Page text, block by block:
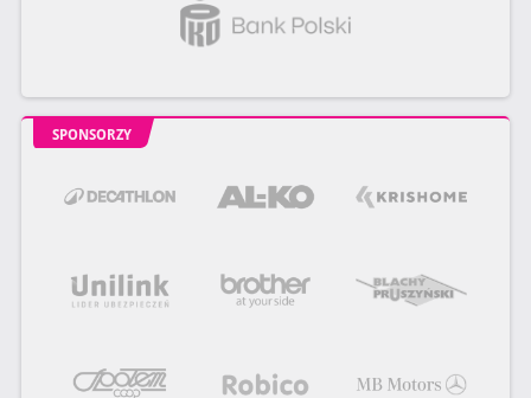
SPONSORZY